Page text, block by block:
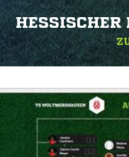
HESSISCHER